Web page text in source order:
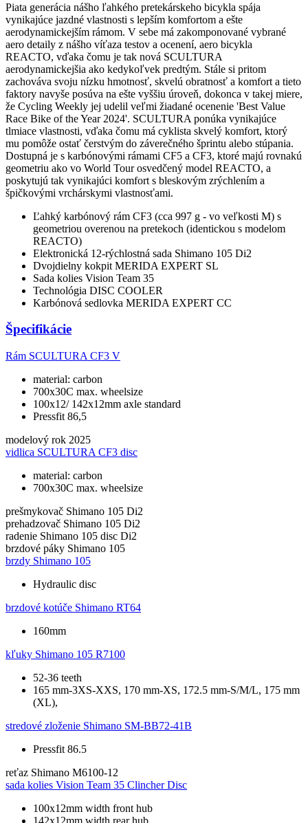
Piata generácia nášho ľahkého pretekárskeho bicykla spája
vynikajúce jazdné vlastnosti s lepším komfortom a ešte
aerodynamickejším rámom. V sebe má zakomponované vybrané
aero detaily z nášho víťaza testov a ocenení, aero bicykla
REACTO, vďaka čomu je tak nová SCULTURA
aerodynamickejšia ako kedykoľvek predtým. Stále si pritom
zachováva svoju nízku hmotnosť, skvelú obratnosť a komfort a tieto
faktory navyše posúva na ešte vyššiu úroveň, dokonca v takej miere,
že Cycling Weekly jej udelil veľmi žiadané ocenenie 'Best Value
Race Bike of the Year 2024'. SCULTURA ponúka vynikajúce
tlmiace vlastnosti, vďaka čomu má cyklista skvelý komfort, ktorý
mu pomôže ostať čerstvým do záverečného šprintu alebo stúpania.
Dostupná je s karbónovými rámami CF5 a CF3, ktoré majú rovnakú
geometriu ako vo World Tour osvedčený model REACTO, a
poskytujú tak vynikajúci komfort s bleskovým zrýchlením a
špičkovými vrchárskymi vlastnosťami.
Ľahký karbónový rám CF3 (cca 997 g - vo veľkosti M) s
geometriou overenou na pretekoch (identickou s modelom
REACTO)
Elektronická 12-rýchlostná sada Shimano 105 Di2
Dvojdielny kokpit MERIDA EXPERT SL
Sada kolies Vision Team 35
Technológia DISC COOLER
Karbónová sedlovka MERIDA EXPERT CC
Špecifikácie
Rám SCULTURA CF3 V
material: carbon
700x30C max. wheelsize
100x12/ 142x12mm axle standard
Pressfit 86,5
modelový rok 2025
vidlica SCULTURA CF3 disc
material: carbon
700x30C max. wheelsize
prešmykovač Shimano 105 Di2
prehadzovač Shimano 105 Di2
radenie Shimano 105 disc Di2
brzdové páky Shimano 105
brzdy Shimano 105
Hydraulic disc
brzdové kotúče Shimano RT64
160mm
kľuky Shimano 105 R7100
52-36 teeth
165 mm-3XS-XXS, 170 mm-XS, 172.5 mm-S/M/L, 175 mm
(XL),
stredové zloženie Shimano SM-BB72-41B
Pressfit 86.5
reťaz Shimano M6100-12
sada kolies Vision Team 35 Clincher Disc
100x12mm width front hub